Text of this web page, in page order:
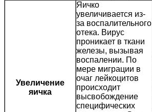
Увеличение
яичка
Яичко
увеличивается из-
за воспалительного
отека. Вирус
проникает в ткани
железы, вызывая
воспалении. По
мере миграции в
очаг лейкоцитов
происходит
высвобождение
специфических